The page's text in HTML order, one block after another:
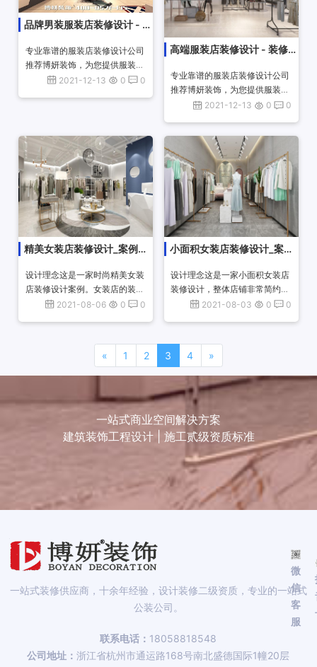
品牌男装服装店装修设计 - 装
专业靠谱的服装店装修设计公司
推荐博妍装饰，为您提供服装店
设计装修施工一站式项目服务，
2021-12-13 0 0
高端服装店装修设计 - 装修设
专业靠谱的服装店装修设计公司
推荐博妍装饰，为您提供服装店
设计装修施工一站式项目服务，
商业空间设...
2021-12-13 0 0
精美女装店装修设计_案例效
设计理念这是一家时尚精美女装
店装修设计案例。女装店的装修
手法时尚。女装店的中间摆放着
2021-08-06 0 0
小面积女装店装修设计_案例
设计理念这是一家小面积女装店
装修设计，整体店铺非常简约时
尚。整体采用浅色系， 非常的
衣服更好的展...
2021-08-03 0 0
« 1 2 3 4 »
一站式商业空间解决方案
建筑装饰工程设计 | 施工贰级资质标准
一站式装修供应商，十余年经验，设计装修二级资质，专业的一站式
公装公司。
联系电话： 18058818548
公司地址：浙江省杭州市通运路168号南北盛德国际1幢20层
微
信
客
服